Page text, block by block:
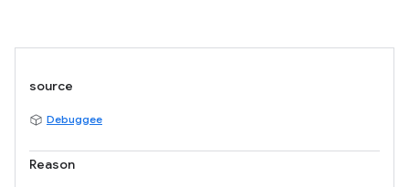
source
Debuggee
Reason